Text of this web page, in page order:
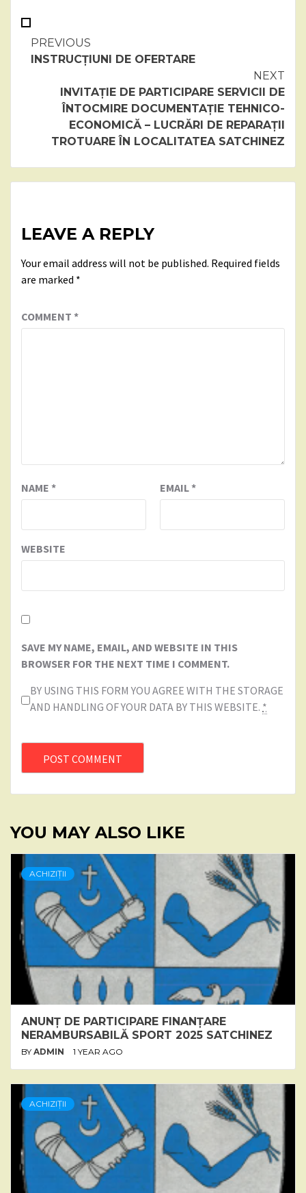
Continue
Reading
PREVIOUS
INSTRUCȚIUNI DE OFERTARE
NEXT
INVITAȚIE DE PARTICIPARE SERVICII DE
ÎNTOCMIRE DOCUMENTAȚIE TEHNICO-
ECONOMICĂ – LUCRĂRI DE REPARAȚII
TROTUARE ÎN LOCALITATEA SATCHINEZ
LEAVE A REPLY
Your email address will not be published. Required fields
are marked *
COMMENT *
NAME * EMAIL*
WEBSITE
SAVE MY NAME, EMAIL, AND WEBSITE IN THIS
BROWSER FOR THE NEXT TIME I COMMENT.
BY USING THIS FORM YOU AGREE WITH THE STORAGE
AND HANDLING OF YOUR DATA BY THIS WEBSITE. *
YOU MAY ALSO LIKE
ACHIZIȚII
ANUNȚ DE PARTICIPARE FINANȚARE
NERAMBURSABILĂ SPORT 2025 SATCHINEZ
BY ADMIN 1 YEAR AGO
ACHIZIȚII